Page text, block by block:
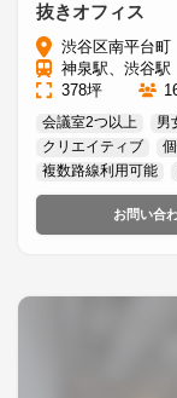
抜きオフィス
渋谷区南平台町
神泉駅、渋谷駅
378坪
会議室2つ以上 男
クリエイティブ
複数路線利用可能
お問い合